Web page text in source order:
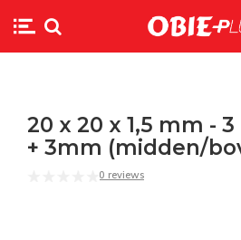
20 x 20 x 1,5 mm -
+ 3mm (midden/
0 reviews